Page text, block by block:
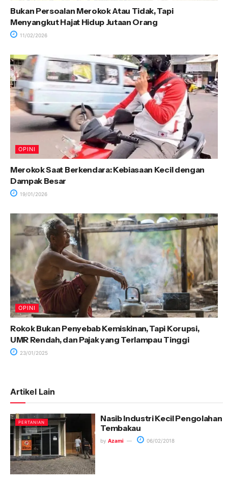
Bukan Persoalan Merokok Atau Tidak, Tapi
Menyangkut Hajat Hidup Jutaan Orang
11/02/2026
OPINI
Merokok Saat Berkendara: Kebiasaan Kecil dengan
Dampak Besar
19/01/2026
OPINI
Rokok Bukan Penyebab Kemiskinan, Tapi Korupsi,
UMR Rendah, dan Pajak yang Terlampau Tinggi
23/01/2025
Artikel Lain
PERTANIAN
Nasib Industri Kecil Pengolahan
Tembakau
by Azami 06/02/2018